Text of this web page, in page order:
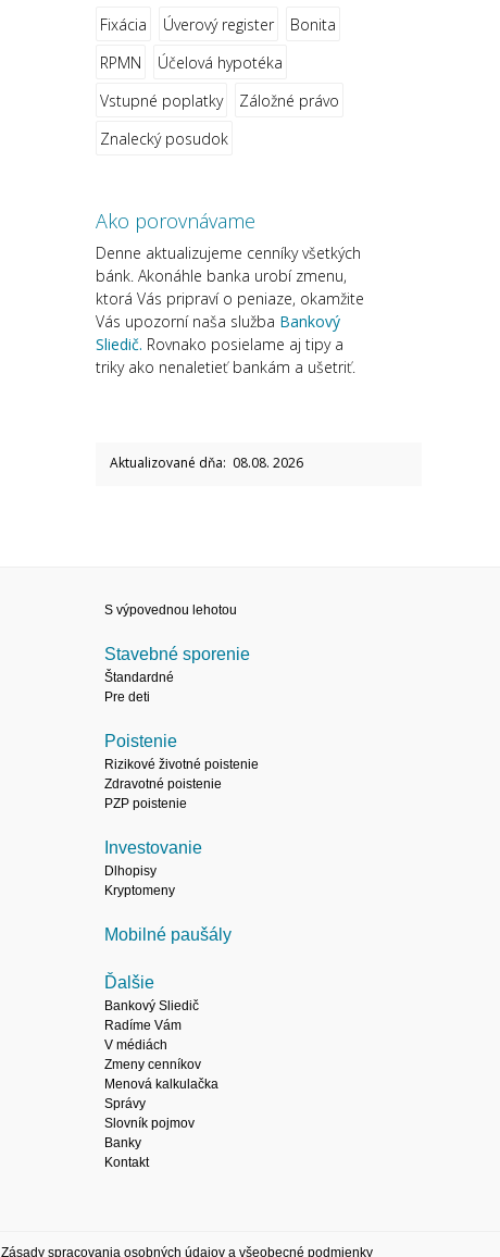
Fixácia Úverový register
Bonita
RPMN
Účelová hypotéka
Vstupné poplatky
Záložné právo
Znalecký posudok
Ako porovnávame
Denne aktualizujeme cenníky všetkých
bánk. Akonáhle banka urobí zmenu,
ktorá Vás pripraví o peniaze, okamžite
Vás upozorní naša služba Bankový
Sliedič. Rovnako posielame aj tipy a
triky ako nenaletieť bankám a ušetriť.
Aktualizované dňa: 08.08. 2026
S výpovednou lehotou
Stavebné sporenie
Štandardné
Pre deti
Poistenie
Rizikové životné poistenie
Zdravotné poistenie
PZP poistenie
Investovanie
Dlhopisy
Kryptomeny
Mobilné paušály
Ďalšie
Bankový Sliedič
Radíme Vám
V médiách
Zmeny cenníkov
Menová kalkulačka
Správy
Slovník pojmov
Banky
Kontakt
Zásady spracovania osobných údajov a všeobecné podmienky